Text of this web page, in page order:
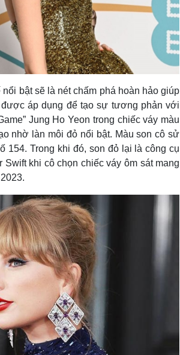
bật sẽ là nét chấm phá hoàn hảo giúp
áp dụng để tạo sự tương phản với
Jung Ho Yeon trong chiếc váy màu
nhờ làn môi đỏ nổi bật. Màu son cô sử
154. Trong khi đó, son đỏ lại là công cụ
khi cô chọn chiếc váy ôm sát mang